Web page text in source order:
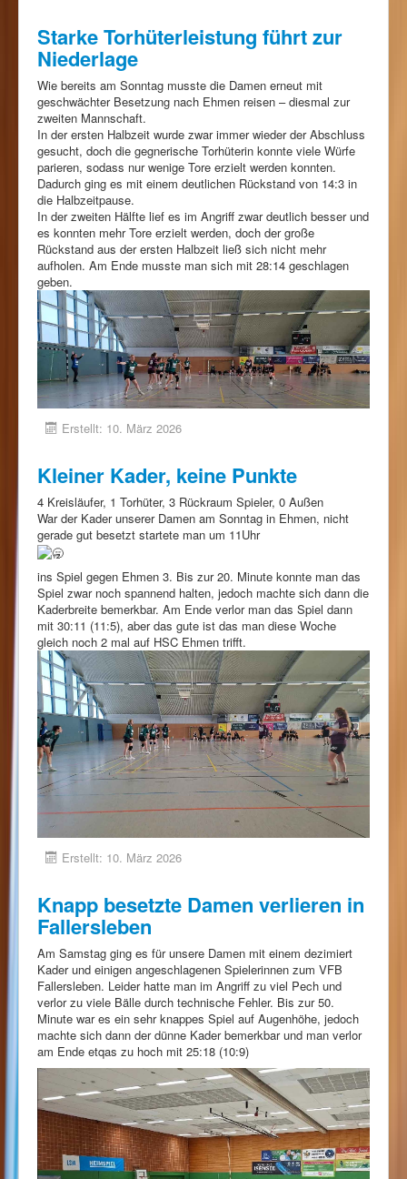
Starke Torhüterleistung führt zur
Niederlage
Wie bereits am Sonntag musste die Damen erneut mit
geschwächter Besetzung nach Ehmen reisen – diesmal zur
zweiten Mannschaft.
In der ersten Halbzeit wurde zwar immer wieder der Abschluss
gesucht, doch die gegnerische Torhüterin konnte viele Würfe
parieren, sodass nur wenige Tore erzielt werden konnten.
Dadurch ging es mit einem deutlichen Rückstand von 14:3 in
die Halbzeitpause.
In der zweiten Hälfte lief es im Angriff zwar deutlich besser und
es konnten mehr Tore erzielt werden, doch der große
Rückstand aus der ersten Halbzeit ließ sich nicht mehr
aufholen. Am Ende musste man sich mit 28:14 geschlagen
geben.
Erstellt: 10. März 2026
Kleiner Kader, keine Punkte
4 Kreisläufer, 1 Torhüter, 3 Rückraum Spieler, 0 Außen
War der Kader unserer Damen am Sonntag in Ehmen, nicht
gerade gut besetzt startete man um 11Uhr
ins Spiel gegen Ehmen 3. Bis zur 20. Minute konnte man das
Spiel zwar noch spannend halten, jedoch machte sich dann die
Kaderbreite bemerkbar. Am Ende verlor man das Spiel dann
mit 30:11 (11:5), aber das gute ist das man diese Woche
gleich noch 2 mal auf HSC Ehmen trifft.
Erstellt: 10. März 2026
Knapp besetzte Damen verlieren in
Fallersleben
Am Samstag ging es für unsere Damen mit einem dezimiert
Kader und einigen angeschlagenen Spielerinnen zum VFB
Fallersleben. Leider hatte man im Angriff zu viel Pech und
verlor zu viele Bälle durch technische Fehler. Bis zur 50.
Minute war es ein sehr knappes Spiel auf Augenhöhe, jedoch
machte sich dann der dünne Kader bemerkbar und man verlor
am Ende etqas zu hoch mit 25:18 (10:9)